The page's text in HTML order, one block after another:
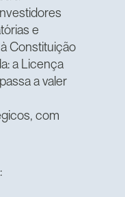
e
Constituição
a Licença
a valer
com